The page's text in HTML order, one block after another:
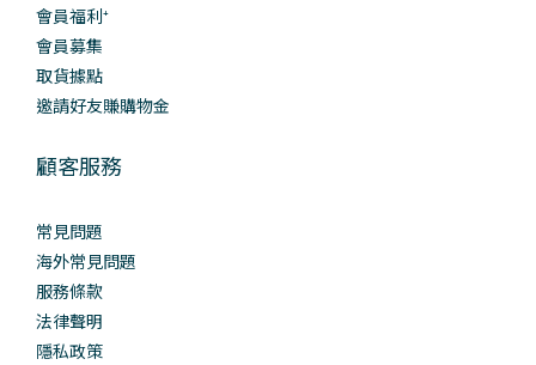
會員福利⁺
會員募集
取貨據點
邀請好友賺購物金
顧客服務
常見問題
海外常見問題
服務條款
法律聲明
隱私政策